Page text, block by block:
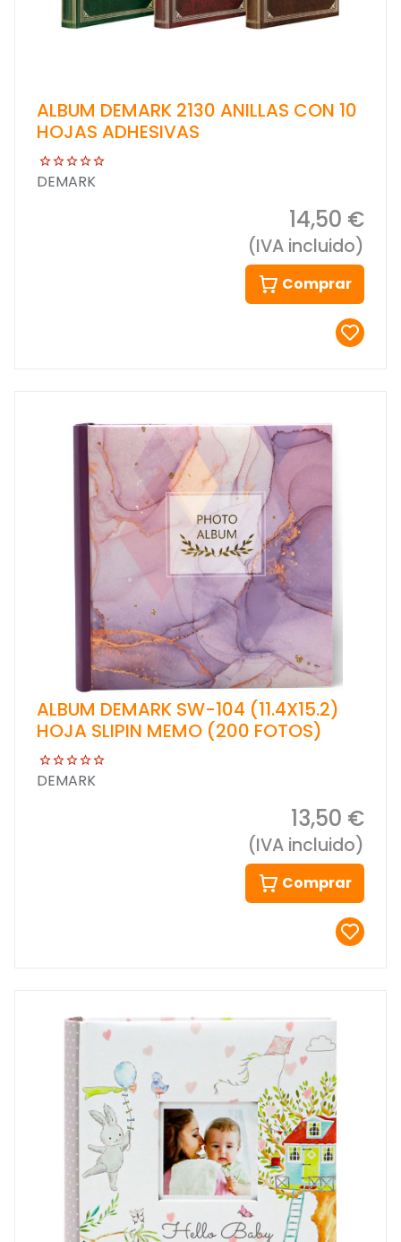
ALBUM DEMARK 2130 ANILLAS CON 10
HOJAS ADHESIVAS
DEMARK
14,50 €
(IVA incluido)
Comprar
ALBUM DEMARK SW-104 (11.4X15.2)
HOJA SLIPIN MEMO (200 FOTOS)
DEMARK
13,50 €
(IVA incluido)
Comprar